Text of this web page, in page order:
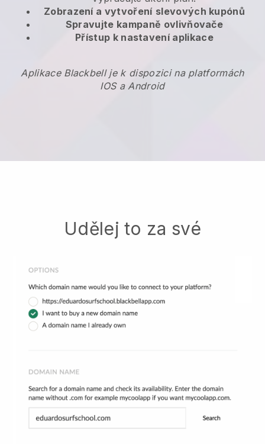
Zobrazení a vytvoření slevových kupónů
Spravujte kampaně ovlivňovače
Přístup k nastavení aplikace
Aplikace Blackbell je k dispozici na platformách
IOS a Android
Udělej to za své